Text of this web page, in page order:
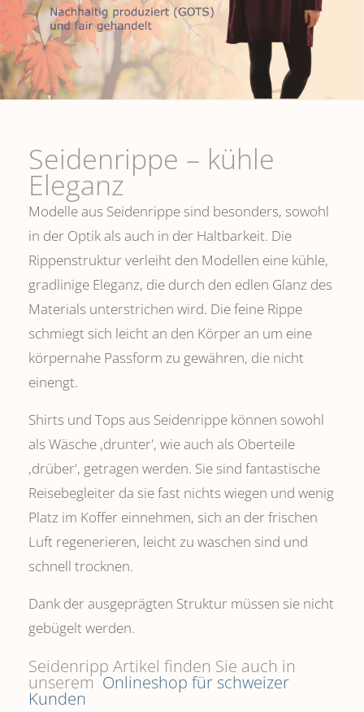
Seidenrippe­ – kühle
Eleganz
Modelle aus Seidenrippe sind besonders, sowohl
in der Optik als auch in der Haltbarkeit. Die
Rippenstruktur verleiht den Modellen eine kühle,
gradlinige Eleganz, die durch den edlen Glanz des
Materials unterstrichen wird. Die feine Rippe
schmiegt sich leicht an den Körper an um eine
körpernahe Passform zu gewähren, die nicht
einengt.
Shirts und Tops aus Seidenrippe können sowohl
als Wäsche ,drunter', wie auch als Oberteile
‚drüber', getragen werden. Sie sind fantastische
Reisebegleiter da sie fast nichts wiegen und wenig
Platz im Koffer einnehmen, sich an der frischen
Luft regenerieren, leicht zu waschen sind und
schnell trocknen.
Dank der ausgeprägten Struktur müssen sie nicht
gebügelt werden.
Seidenripp Artikel finden Sie auch in
unserem Onlineshop für schweizer
Kunden